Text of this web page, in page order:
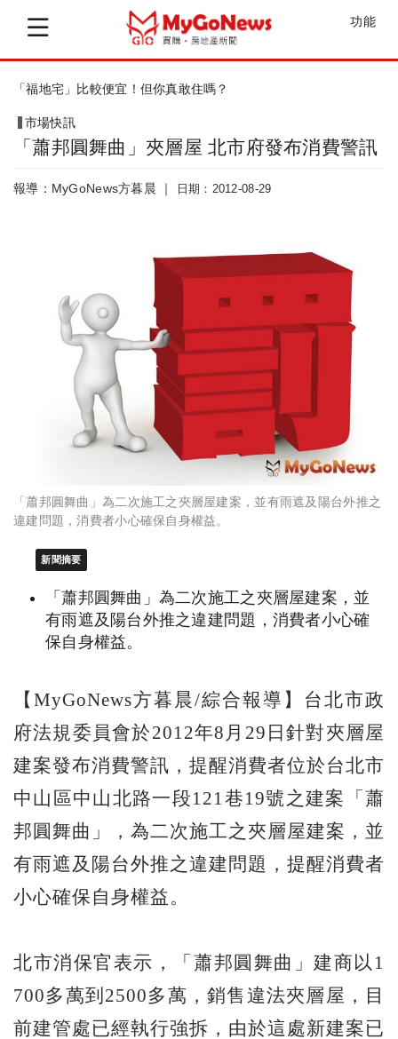
功能
莊北知產區召開協議價購及公聽會
市場快訊
「蕭邦圓舞曲」夾層屋 北市府發布消費警訊
報導：MyGoNews方暮晨 ｜ 日期：2012-08-29
「蕭邦圓舞曲」為二次施工之夾層屋建案，並有雨遮及陽台外推之
違建問題，消費者小心確保自身權益。
新聞摘要
「蕭邦圓舞曲」為二次施工之夾層屋建案，並
有雨遮及陽台外推之違建問題，消費者小心確
保自身權益。
【MyGoNews方暮晨/綜合報導】台北市政
府法規委員會於2012年8月29日針對夾層屋
建案發布消費警訊，提醒消費者位於台北市
中山區中山北路一段121巷19號之建案「蕭
邦圓舞曲」，為二次施工之夾層屋建案，並
有雨遮及陽台外推之違建問題，提醒消費者
小心確保自身權益。
北市消保官表示，「蕭邦圓舞曲」建商以1
700多萬到2500多萬，銷售違法夾層屋，目
前建管處已經執行強拆，由於這處新建案已